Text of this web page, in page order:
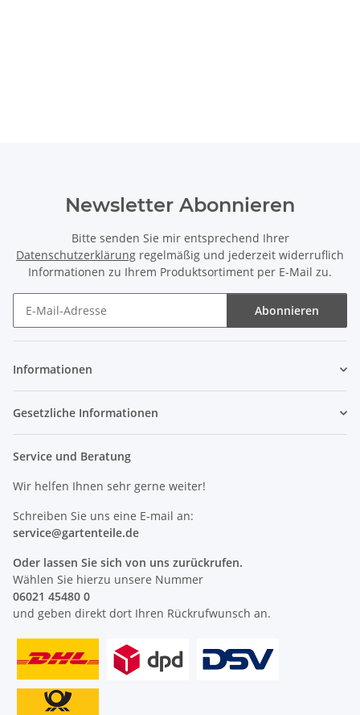
Newsletter Abonnieren
Bitte senden Sie mir entsprechend Ihrer
Datenschutzerklärung regelmäßig und jederzeit widerruflich
Informationen zu Ihrem Produktsortiment per E-Mail zu.
Abonnieren
Informationen
Gesetzliche Informationen
Service und Beratung
Wir helfen Ihnen sehr gerne weiter!
Schreiben Sie uns eine E-mail an:
service@gartenteile.de
Oder lassen Sie sich von uns zurückrufen.
Wählen Sie hierzu unsere Nummer
06021 45480 0
und geben direkt dort Ihren Rückrufwunsch an.